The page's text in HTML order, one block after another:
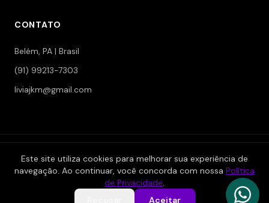
CONTATO
Belém, PA | Brasil
(91) 99213-7303
liviajkm@gmail.com
© 2006-2026 Jokerman — Branding & Marketing. Todos os
direitos reservados.
Política de Privacidade |Termos de Serviço Área Restrita
Este site utiliza cookies para melhorar sua experiência de
navegação. Ao continuar, você concorda com nossa Política
de Privacidade.
Aceitar